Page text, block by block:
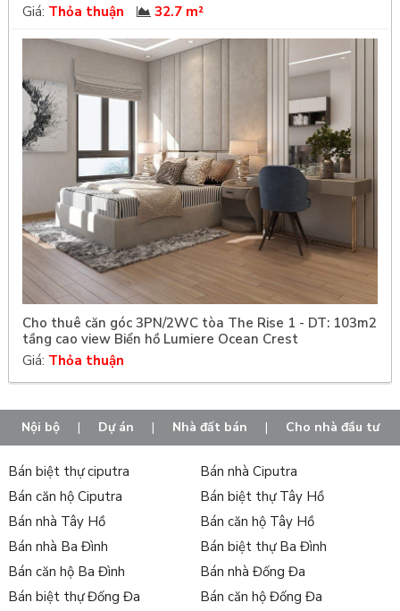
Giá: Thỏa thuận 32.7 m²
Cho thuê căn góc 3PN/2WC tòa The Rise 1 - DT: 103m2
tầng cao view Biển hồ Lumiere Ocean Crest
Giá: Thỏa thuận
Nội bộ | Dự án | Nhà đất bán | Cho nhà đầu tư
Bán biệt thự ciputra
Bán nhà Ciputra
Bán căn hộ Ciputra
Bán biệt thự Tây Hồ
Bán nhà Tây Hồ
Bán căn hộ Tây Hồ
Bán nhà Ba Đình
Bán biệt thự Ba Đình
Bán căn hộ Ba Đình
Bán nhà Đống Đa
Bán biệt thự Đống Đa
Bán căn hộ Đống Đa